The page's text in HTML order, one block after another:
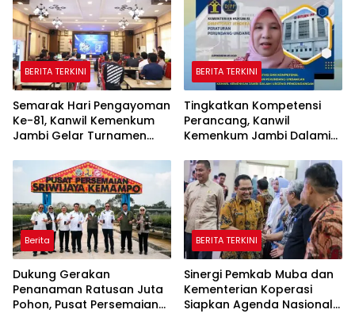
BERITA TERKINI
Semarak Hari Pengayoman
Ke-81, Kanwil Kemenkum
Jambi Gelar Turnamen
BERITA TERKINI
Tingkatkan Kompetensi
Perancang, Kanwil
Kemenkum Jambi Dalami
Peraturan Perundang-
undangan
Berita
Dukung Gerakan
Penanaman Ratusan Juta
Pohon, Pusat Persemaian
BERITA TERKINI
Sinergi Pemkab Muba dan
Kementerian Koperasi
Siapkan Agenda Nasional